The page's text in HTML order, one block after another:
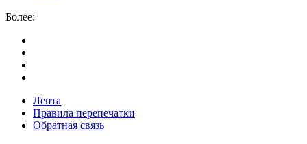
Более:
Лента
Правила перепечатки
Обратная связь